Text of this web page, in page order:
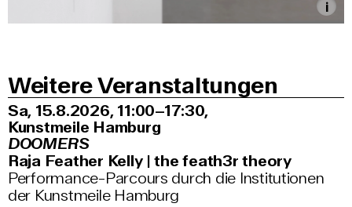
Weitere Veranstaltungen
Sa, 15.8.2026 11:00–17:30,
Kunstmeile Hamburg
DOOMERS
Raja Feather Kelly | the feath3r theory
Performance-Parcours durch die Institutionen
der Kunstmeile Hamburg